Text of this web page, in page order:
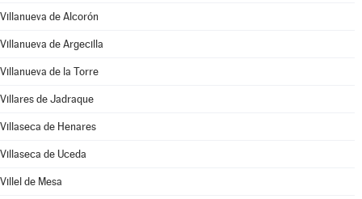
Villanueva de Alcorón
Villanueva de Argecilla
Villanueva de la Torre
Villares de Jadraque
Villaseca de Henares
Villaseca de Uceda
Villel de Mesa